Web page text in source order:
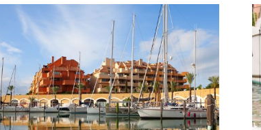
jornadas de Puerto
Sotogrande
‘Alineación
estratégica de los
puertos deportivos